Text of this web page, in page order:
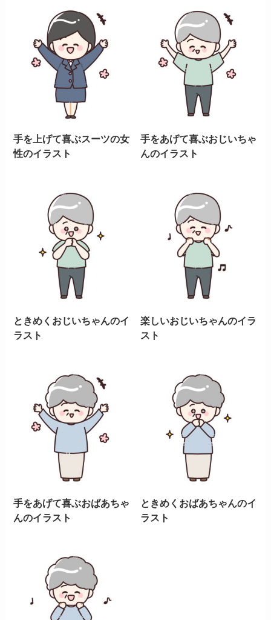
手を上げて喜ぶスーツの女
性のイラスト
手をあげて喜ぶおじいちゃ
んのイラスト
ときめくおじいちゃんのイ
ラスト
楽しいおじいちゃんのイラ
スト
手をあげて喜ぶおばあちゃ
んのイラスト
ときめくおばあちゃんのイ
ラスト